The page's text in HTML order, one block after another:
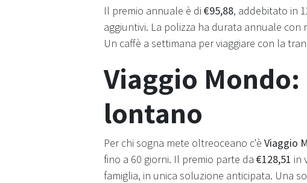
Il premio annuale è di €95,88, addebitato in
aggiuntivi. La polizza ha durata annuale
Un caffè a settimana per viaggiare con la
Viaggio
lontano
Per chi sogna mete oltreoceano c'è Viaggio
fino a 60 giorni. Il premio parte da €128,51 in
famiglia, in unica soluzione anticipata. Una